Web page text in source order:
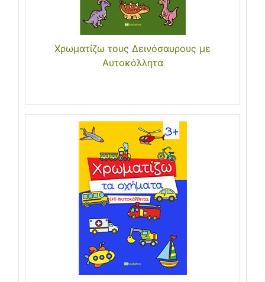
Χρωματίζω τους Δεινόσαυρους με
Αυτοκόλλητα